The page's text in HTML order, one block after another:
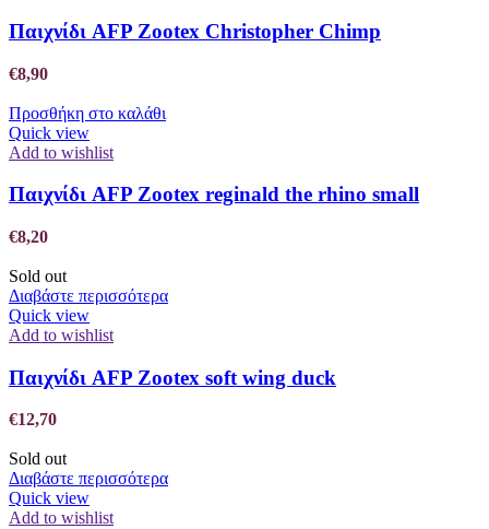
Παιχνίδι AFP Zootex Christopher Chimp
€8,90
Προσθήκη στο καλάθι
Quick view
Add to wishlist
Παιχνίδι AFP Zootex reginald the rhino small
€8,20
Sold out
Διαβάστε περισσότερα
Quick view
Add to wishlist
Παιχνίδι AFP Zootex soft wing duck
€12,70
Sold out
Διαβάστε περισσότερα
Quick view
Add to wishlist